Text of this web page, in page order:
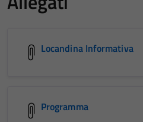
Locandina Informativa
Programma